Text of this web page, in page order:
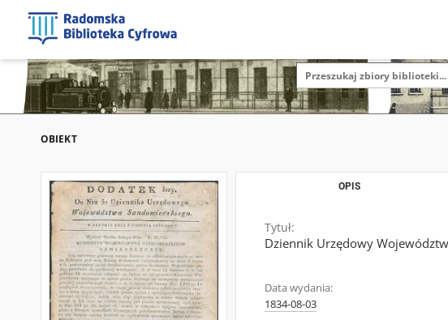
OBIEKT
OPIS
Tytuł:
Dziennik Urzędowy
Data wydania:
1834-08-03